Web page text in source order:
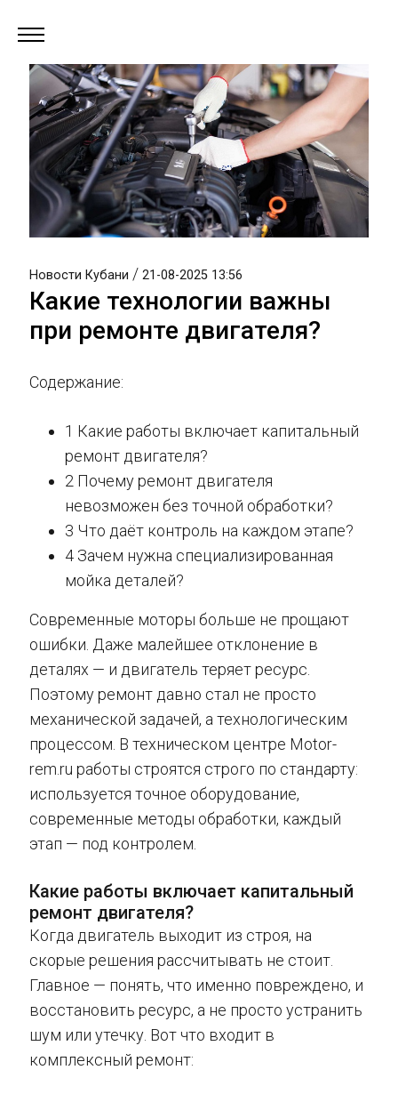
Новости Кубани / 21-08-2025 13:56
Какие технологии важны
при ремонте двигателя?
Содержание:
1 Какие работы включает капитальный
ремонт двигателя?
2 Почему ремонт двигателя
невозможен без точной обработки?
3 Что даёт контроль на каждом этапе?
4 Зачем нужна специализированная
мойка деталей?
Современные моторы больше не прощают
ошибки. Даже малейшее отклонение в
деталях — и двигатель теряет ресурс.
Поэтому ремонт давно стал не просто
механической задачей, а технологическим
процессом. В техническом центре Motor-
rem.ru работы строятся строго по стандарту:
используется точное оборудование,
современные методы обработки, каждый
этап — под контролем.
Какие работы включает капитальный
ремонт двигателя?
Когда двигатель выходит из строя, на
скорые решения рассчитывать не стоит.
Главное — понять, что именно повреждено, и
восстановить ресурс, а не просто устранить
шум или утечку. Вот что входит в
комплексный ремонт: